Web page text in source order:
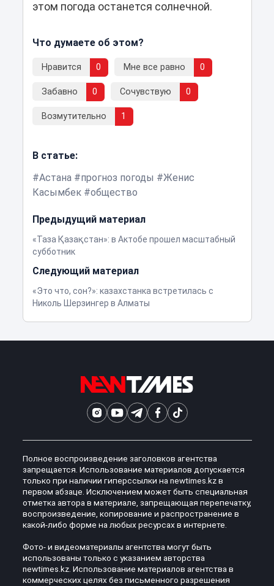
этом погода останется солнечной.
Что думаете об этом?
Нравится 0 Мне все равно 0
Забавно 0 Сочувствую 0
Возмутительно 1
В статье:
Астана
прогноз погоды
Женис
Касымбек
общество
Предыдущий материал
«Таза Қазақстан»: в Актобе прошел масштабный
субботник
Следующий материал
«Это что, сон?»: казахстанка встретилась с
Николь Шерзингер в Алматы
Полное воспроизведение заголовков агентства
запрещается. Использование материалов допускается
только при наличии гиперссылки на newtimes.kz в
первом абзаце. Исключением может быть специальная
отметка автора в материале, запрещающая перепечатку,
воспроизведение, копирование и распространение в
какой-либо форме на любых ресурсах в интернете.
Фото- и видеоматериалы агентства могут быть
использованы только с указанием авторства
newtimes.kz. Использование материалов агентства в
коммерческих целях без письменного разрешения